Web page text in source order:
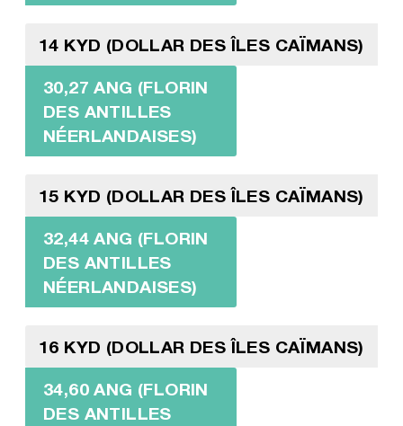
14 KYD (DOLLAR DES ÎLES CAÏMANS)
30,27 ANG (FLORIN
DES ANTILLES
NÉERLANDAISES)
15 KYD (DOLLAR DES ÎLES CAÏMANS)
32,44 ANG (FLORIN
DES ANTILLES
NÉERLANDAISES)
16 KYD (DOLLAR DES ÎLES CAÏMANS)
34,60 ANG (FLORIN
DES ANTILLES